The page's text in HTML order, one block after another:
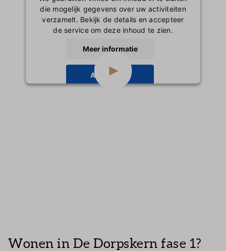
die mogelijk gegevens over uw activiteiten
verzamelt. Bekijk de details en accepteer
de service om deze inhoud te zien.
Meer informatie
Accepteren
Wonen in De Dorpskern fase 1?